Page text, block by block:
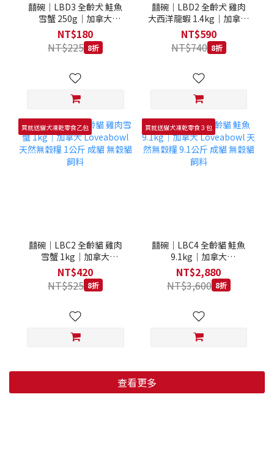
囍碗｜LBD3 全齡犬 鮭魚
雪蟹 250g｜加拿大
Loveabowl 天然無穀糧
250克 成犬 無穀狗飼料
NT$180
NT$225 8折
囍碗｜LBD2 全齡犬 雞肉
大西洋龍蝦 1.4kg｜加拿大
Loveabowl 天然無穀糧
1.4公斤 成犬 無穀狗飼料
NT$590
NT$740 8折
買就送貓犬凍乾零食乙包
囍碗｜LBC2 全齡貓 雞肉
雪蟹 1kg｜加拿大
Loveabowl 天然無穀糧 1
公斤 成貓 無穀貓飼料
NT$420
NT$525 8折
買就送貓犬凍乾零食３包
囍碗｜LBC4 全齡貓 鮭魚
9.1kg｜加拿大
Loveabowl 天然無穀糧
9.1公斤 成貓 無穀貓飼料
NT$2,880
NT$3,600 8折
查看更多